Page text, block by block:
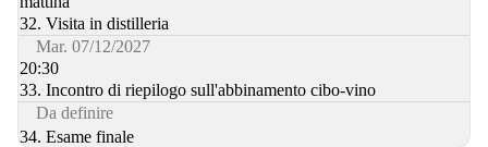
32. Visita in distilleria
Mar. 07/12/2027
20:30
33. Incontro di riepilogo sull'abbinamento cibo-vino
Da definire
34. Esame finale